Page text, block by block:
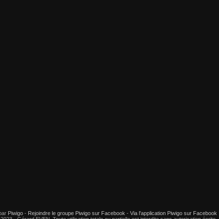
Piwigo - Rejoindre le groupe Piwigo sur Facebook - Via l'application Piwigo sur Facebook